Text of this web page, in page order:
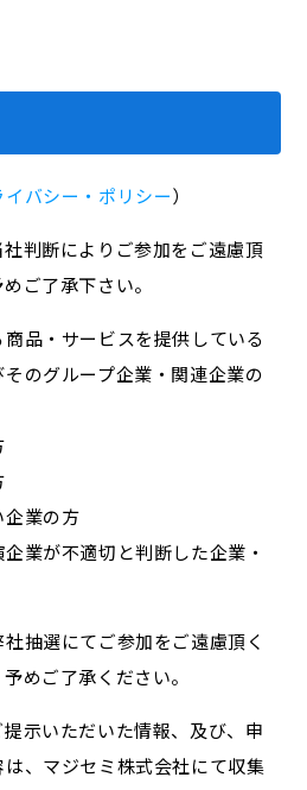
イバシー・ポリシー）
判断によりご参加をご遠慮頂
ご了承下さい。
品・サービスを提供している
のグループ企業・関連企業の
企業の方
業が不適切と判断した企業・
抽選にてご参加をご遠慮頂く
めご了承ください。
示いただいた情報、及び、申
、マジセミ株式会社にて収集